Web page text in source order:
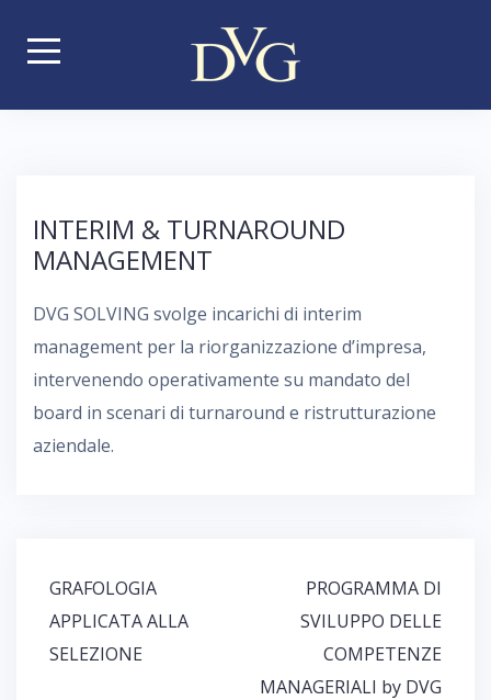
p
INTERIM & TURNAROUND
MANAGEMENT
DVG SOLVING svolge incarichi di interim
management per la riorganizzazione d’impresa,
intervenendo operativamente su mandato del
board in scenari di turnaround e ristrutturazione
aziendale.
a
v
GRAFOLOGIA
APPLICATA ALLA
SELEZIONE
PROGRAMMA DI
SVILUPPO DELLE
COMPETENZE
MANAGERIALI by DVG